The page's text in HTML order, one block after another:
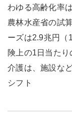
わゆる高齢化率
農林水産省の試
ーズは2.9兆円（
険上の1日当たり
介護は、施設な
シフト